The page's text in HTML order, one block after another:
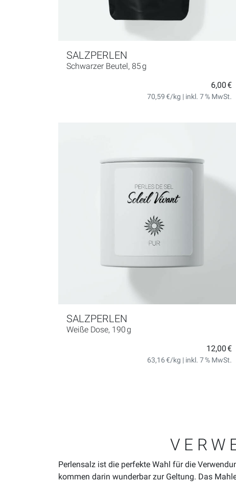
SALZPERLEN
Schwarzer Beutel, 85 g
6,00 €
70,59 €/kg | inkl. 7 % MwSt.
SALZPERLEN
Weiße Dose, 190 g
12,00 €
63,16 €/kg | inkl. 7 % MwSt.
Perlensalz ist die perfekte Wahl für die
kommen darin wunderbar zur Geltung. Das